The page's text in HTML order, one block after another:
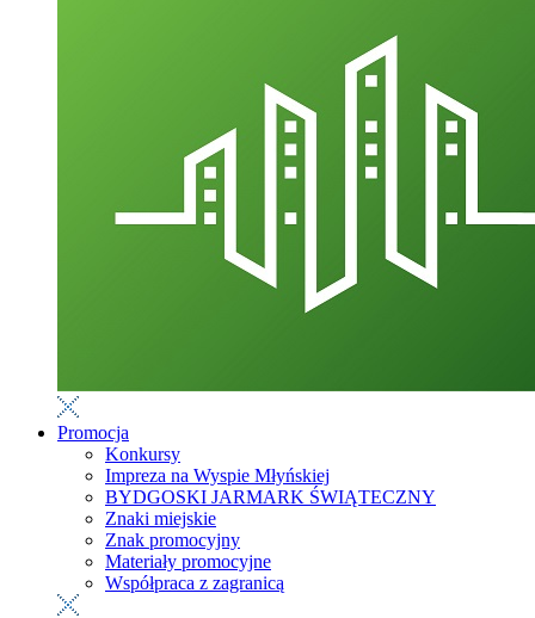
Promocja
Konkursy
Impreza na Wyspie Młyńskiej
BYDGOSKI JARMARK ŚWIĄTECZNY
Znaki miejskie
Znak promocyjny
Materiały promocyjne
Współpraca z zagranicą